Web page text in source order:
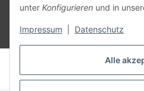
Alle
unter Konfigurieren und in
Impressum Datenschutz
* Alle Preise inkl. gesetzlicher USt., zzgl.
©
Powered by